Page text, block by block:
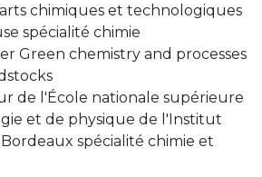
chimiques et technologiques
spécialité chimie
Green chemistry and processes
de l'École nationale supérieure
et de physique de l'Institut
spécialité chimie et